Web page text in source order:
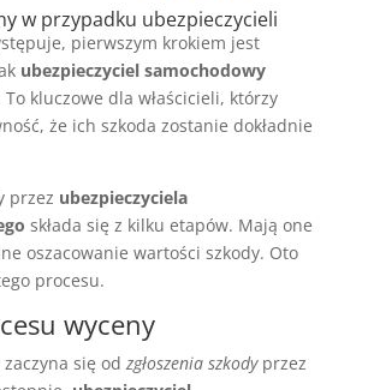
w przypadku ubezpieczycieli
pierwszym krokiem jest
ubezpieczyciel samochodowy
kluczowe dla właścicieli, którzy
że ich szkoda zostanie dokładnie
przez ubezpieczyciela
składa się z kilku etapów. Mają one
oszacowanie wartości szkody. Oto
procesu.
wyceny
się od zgłoszenia szkodyprzez